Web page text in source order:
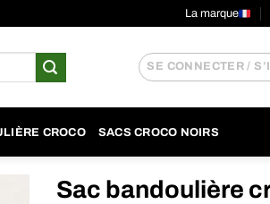
La marque
SE CONNECTER /
CROCO SACS CROCO NOIRS
Sac bandoulière